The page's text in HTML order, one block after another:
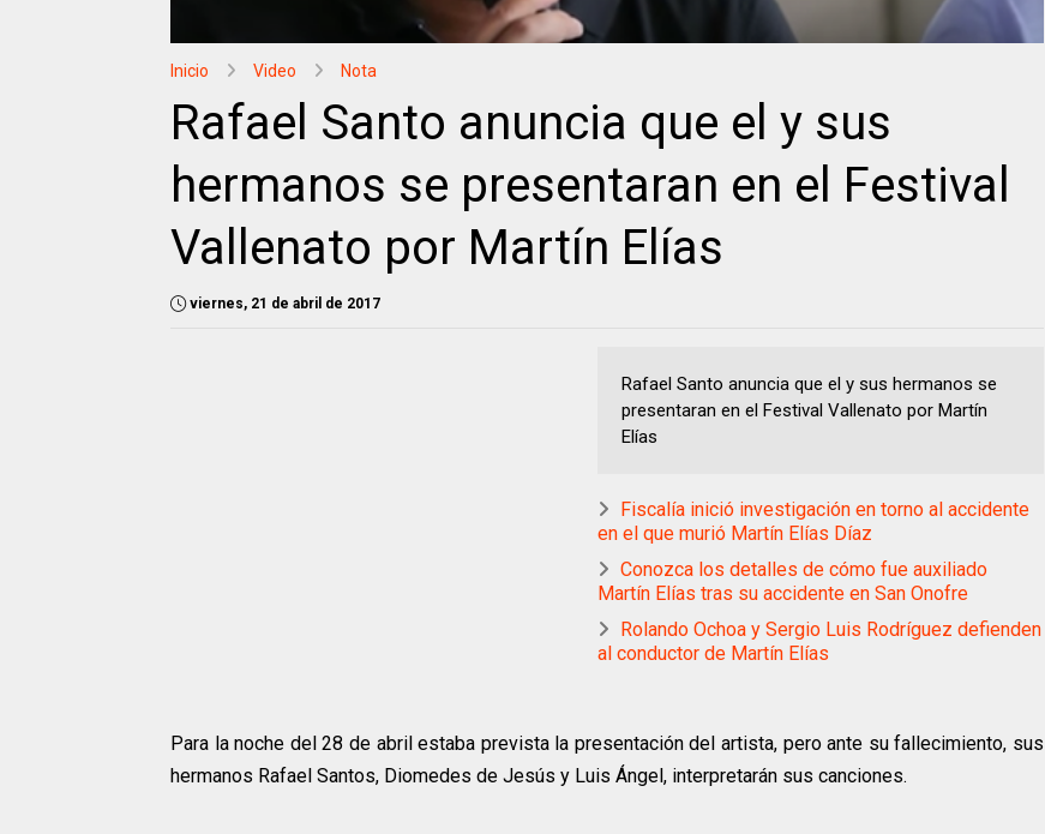
Inicio Video Nota
Rafael Santo anuncia que el y sus
hermanos se presentaran en el Festival
Vallenato por Martín Elías
viernes, 21 de abril de 2017
Rafael Santo anuncia que el y sus hermanos se
presentaran en el Festival Vallenato por Martín
Elías
Fiscalía inició investigación en torno al accidente
en el que murió Martín Elías Díaz
Conozca los detalles de cómo fue auxiliado
Martín Elías tras su accidente en San Onofre
Rolando Ochoa y Sergio Luis Rodríguez defienden
al conductor de Martín Elías
Para la noche del 28 de abril estaba prevista la presentación del artista, pero ante su fallecimiento, sus
hermanos Rafael Santos, Diomedes de Jesús y Luis Ángel, interpretarán sus canciones.